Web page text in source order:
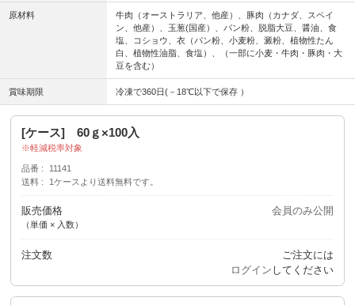
原材料
牛肉（オーストラリア、他産）、豚肉（カナダ、スペイ
ン、他産）、玉葱(国産）、パン粉、脱脂大豆、醤油、食
塩、コショウ、衣（パン粉、小麦粉、澱粉、植物性たん
白、植物性油脂、食塩）、（一部に小麦・牛肉・豚肉・大
豆を含む）
賞味期限 冷凍で360日(－18℃以下で保存 ）
[ケース] 60ｇ×100入
軽減税率対象
品番
11141
送料
1ケースより送料無料です。
販売価格
（単価 × 入数）
会員のみ公開
注文数
ご注文には
ログイン してください